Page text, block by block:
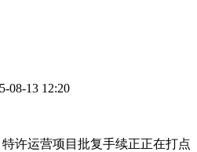
08-13 12:20
运营项目批复手续正正在打点